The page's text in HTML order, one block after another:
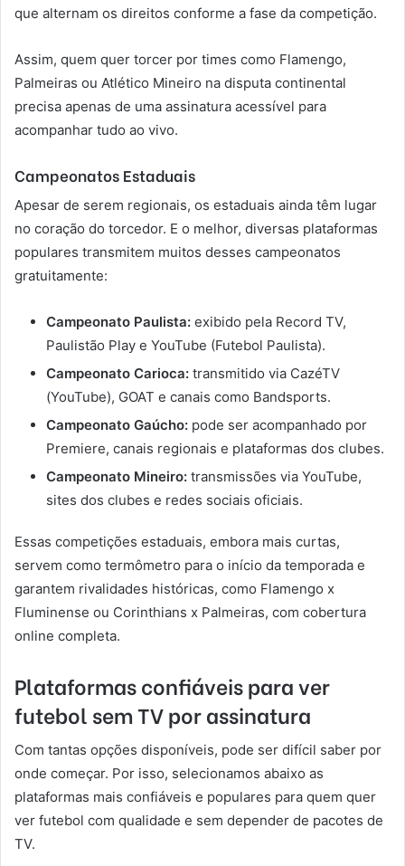
que alternam os direitos conforme a fase da competição.
Assim, quem quer torcer por times como Flamengo,
Palmeiras ou Atlético Mineiro na disputa continental
precisa apenas de uma assinatura acessível para
acompanhar tudo ao vivo.
Campeonatos Estaduais
Apesar de serem regionais, os estaduais ainda têm lugar
no coração do torcedor. E o melhor, diversas plataformas
populares transmitem muitos desses campeonatos
gratuitamente:
Campeonato Paulista: exibido pela Record TV,
Paulistão Play e YouTube (Futebol Paulista).
Campeonato Carioca: transmitido via CazéTV
(YouTube), GOAT e canais como Bandsports.
Campeonato Gaúcho: pode ser acompanhado por
Premiere, canais regionais e plataformas dos clubes.
Campeonato Mineiro: transmissões via YouTube,
sites dos clubes e redes sociais oficiais.
Essas competições estaduais, embora mais curtas,
servem como termômetro para o início da temporada e
garantem rivalidades históricas, como Flamengo x
Fluminense ou Corinthians x Palmeiras, com cobertura
online completa.
Plataformas confiáveis para ver
futebol sem TV por assinatura
Com tantas opções disponíveis, pode ser difícil saber por
onde começar. Por isso, selecionamos abaixo as
plataformas mais confiáveis e populares para quem quer
ver futebol com qualidade e sem depender de pacotes de
TV.